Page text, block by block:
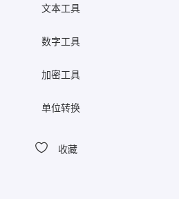
文本工具
数字工具
加密工具
单位转换
收藏